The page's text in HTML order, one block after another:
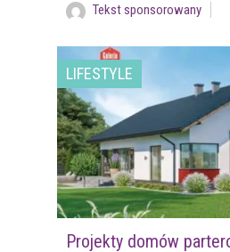
Tekst sponsorowany
LIFESTYLE
Projekty domów